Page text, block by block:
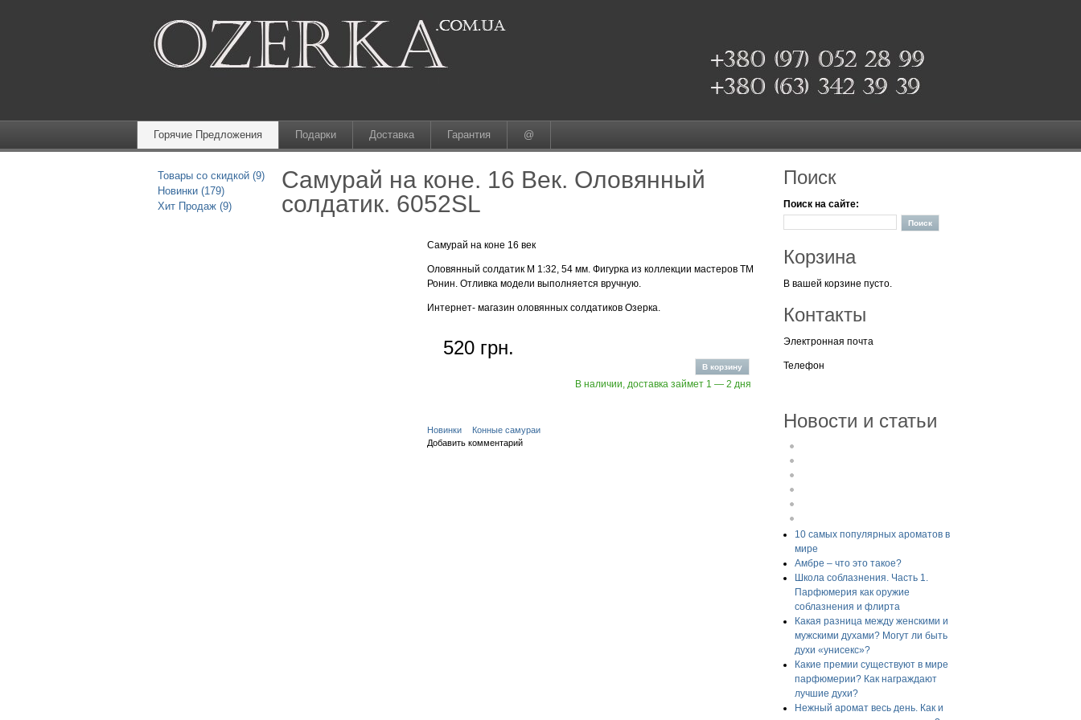
Горячие Предложения Подарки Доставка Гарантия @
Товары со скидкой (9)
Новинки (179)
Хит Продаж (9)
Самурай на коне. 16 Век. Оловянный
солдатик. 6052SL
Самурай на коне 16 век
Оловянный солдатик М 1:32, 54 мм. Фигурка из коллекции мастеров ТМ
Ронин. Отливка модели выполняется вручную.
Интернет- магазин оловянных солдатиков Озерка.
520 грн.
В наличии, доставка займет 1 — 2 дня
Новинки
Конные самураи
Добавить комментарий
Поиск
Поиск на сайте:
Корзина
В вашей корзине пусто.
Контакты
Электронная почта
Телефон
Новости и статьи
10 самых популярных ароматов в
мире
Амбре – что это такое?
Школа соблазнения. Часть 1.
Парфюмерия как оружие
соблазнения и флирта
Какая разница между женскими и
мужскими духами? Могут ли быть
духи «унисекс»?
Какие премии существуют в мире
парфюмерии? Как награждают
лучшие духи?
Нежный аромат весь день. Как и